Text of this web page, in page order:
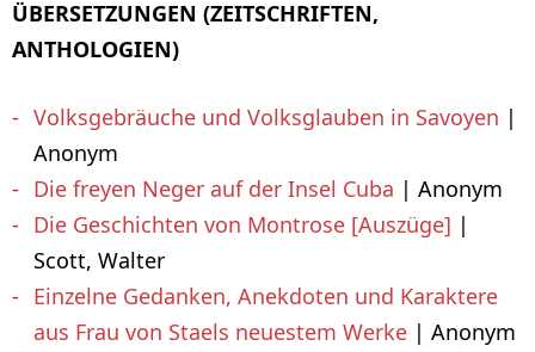
ÜBERSETZUNGEN (ZEITSCHRIFTEN,
ANTHOLOGIEN)
Volksgebräuche und Volksglauben in Savoyen |
Anonym
Die freyen Neger auf der Insel Cuba | Anonym
Die Geschichten von Montrose [Auszüge] |
Scott, Walter
Einzelne Gedanken, Anekdoten und Karaktere
aus Frau von Staels neuestem Werke | Anonym